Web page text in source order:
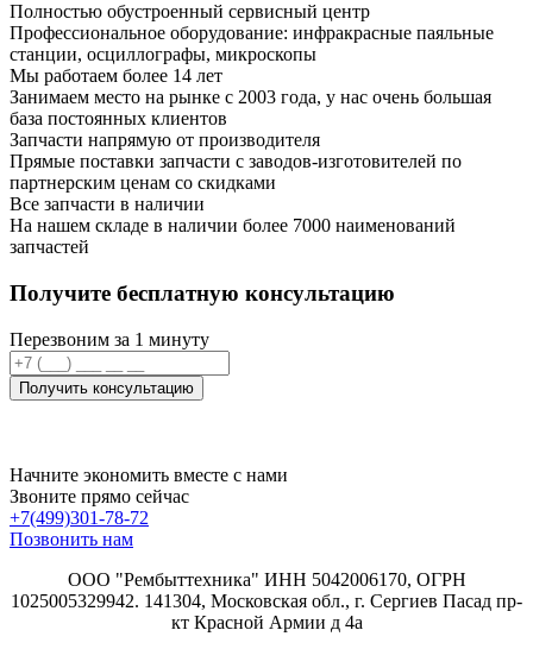
Полностью обустроенный сервисный центр
Профессиональное оборудование: инфракрасные паяльные
станции, осциллографы, микроскопы
Мы работаем более 14 лет
Занимаем место на рынке с 2003 года, у нас очень большая
база постоянных клиентов
Запчасти напрямую от производителя
Прямые поставки запчасти с заводов-изготовителей по
партнерским ценам со скидками
Все запчасти в наличии
На нашем складе в наличии более 7000 наименований
запчастей
Получите бесплатную консультацию
Перезвоним за 1 минуту
Получить консультацию
Начните экономить вместе с нами
Звоните прямо сейчас
+7(499)301-78-72
Позвонить нам
ООО "Рембыттехника" ИНН 5042006170, ОГРН
1025005329942. 141304, Московская обл., г. Сергиев Пасад пр-
кт Красной Армии д 4а